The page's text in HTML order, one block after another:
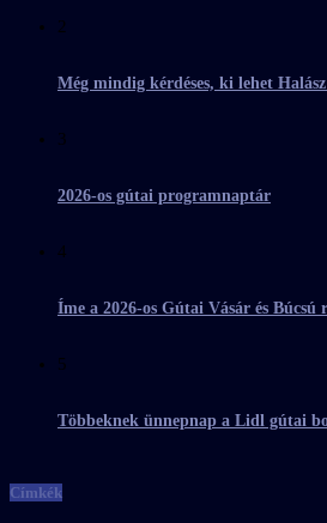
2
Még mindig kérdéses, ki lehet
3
2026-os gútai programnaptár
4
Íme a 2026-os Gútai Vásár és Búcsú
5
Többeknek ünnepnap a Lidl gútai
Címkék